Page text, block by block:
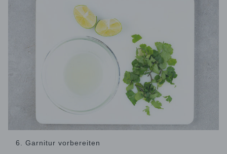
6. Garnitur vorbereiten